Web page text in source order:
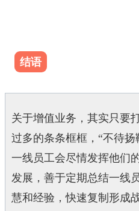
结语
关于增值业务，其实只要
过多的条条框框，“不待
一线员工会尽情发挥他们
发展，善于定期总结一线
慧和经验，快速复制形成